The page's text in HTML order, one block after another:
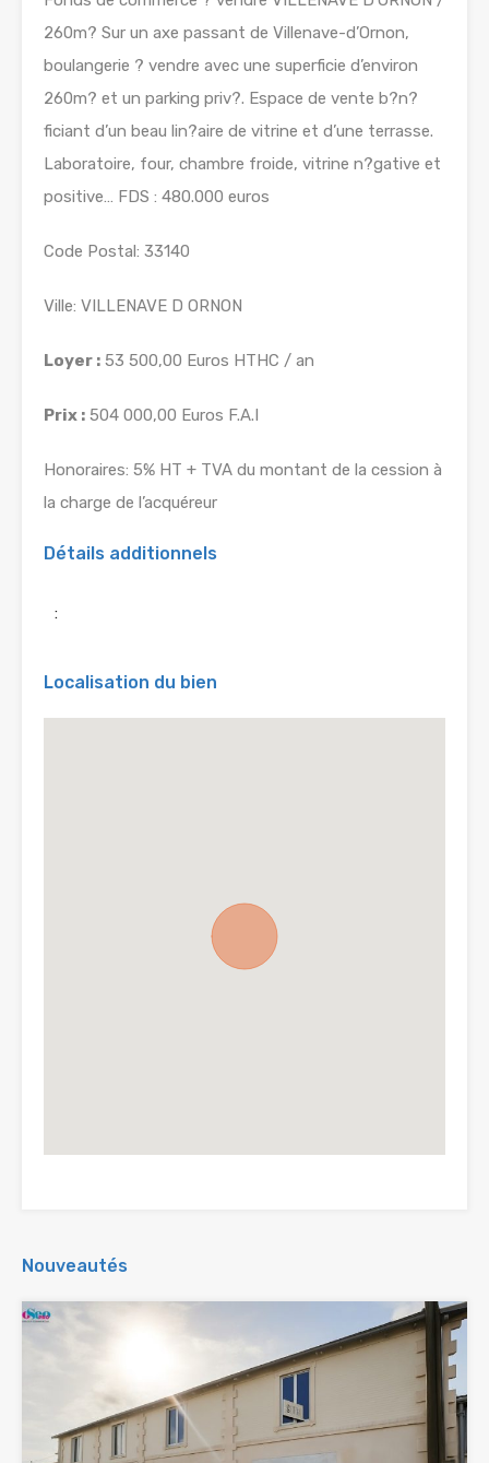
260m? Sur un axe passant de Villenave-d’Ornon,
boulangerie ? vendre avec une superficie d’environ
260m? et un parking priv?. Espace de vente b?n?
ficiant d’un beau lin?aire de vitrine et d’une terrasse.
Laboratoire, four, chambre froide, vitrine n?gative et
positive… FDS : 480.000 euros
Code Postal: 33140
Ville: VILLENAVE D ORNON
Loyer : 53 500,00 Euros HTHC / an
Prix : 504 000,00 Euros F.A.I
Honoraires: 5% HT + TVA du montant de la cession à
la charge de l’acquéreur
Détails additionnels
:
Localisation du bien
Nouveautés